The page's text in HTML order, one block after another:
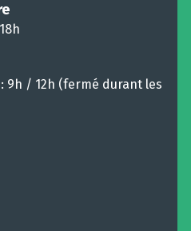
9h / 12h (fermé durant les